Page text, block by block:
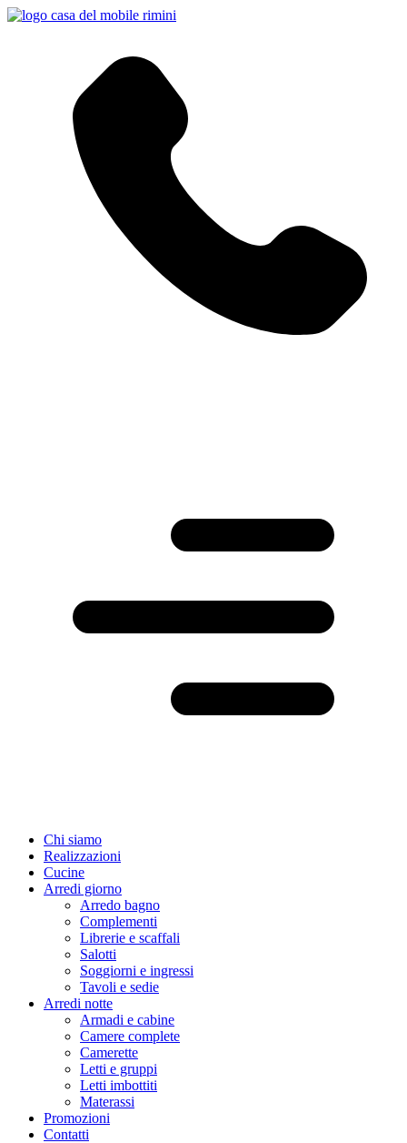
Chi siamo
Realizzazioni
Cucine
Arredi giorno
Arredo bagno
Complementi
Librerie e scaffali
Salotti
Soggiorni e ingressi
Tavoli e sedie
Arredi notte
Armadi e cabine
Camere complete
Camerette
Letti e gruppi
Letti imbottiti
Materassi
Promozioni
Contatti